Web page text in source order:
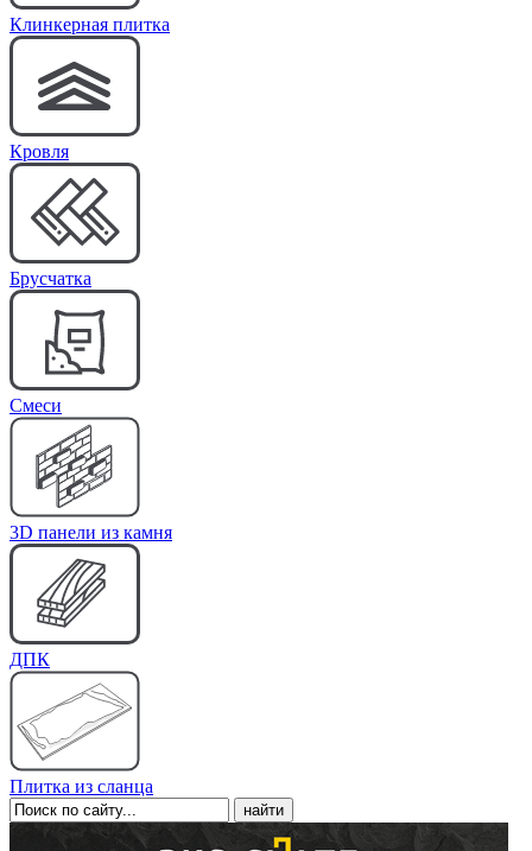
Клинкерная плитка
Кровля
Брусчатка
Cмеси
3D панели из камня
ДПК
Плитка из сланца